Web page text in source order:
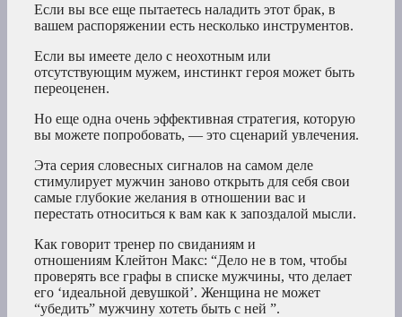
Если вы все еще пытаетесь наладить этот брак, в
вашем распоряжении есть несколько инструментов.
Если вы имеете дело с неохотным или
отсутствующим мужем, инстинкт героя может быть
переоценен.
Но еще одна очень эффективная стратегия, которую
вы можете попробовать, — это сценарий увлечения.
Эта серия словесных сигналов на самом деле
стимулирует мужчин заново открыть для себя свои
самые глубокие желания в отношении вас и
перестать относиться к вам как к запоздалой мысли.
Как говорит тренер по свиданиям и
отношениям Клейтон Макс: “Дело не в том, чтобы
проверять все графы в списке мужчины, что делает
его ‘идеальной девушкой’. Женщина не может
“убедить” мужчину хотеть быть с ней ”.